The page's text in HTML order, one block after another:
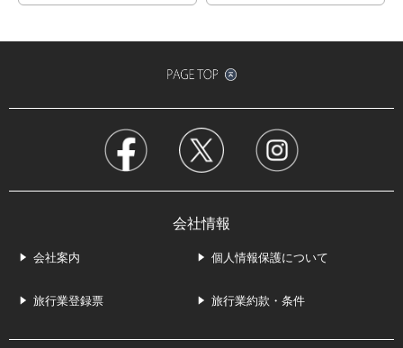
会社情報
会社案内 個人情報保護について
旅行業登録票 旅行業約款・条件